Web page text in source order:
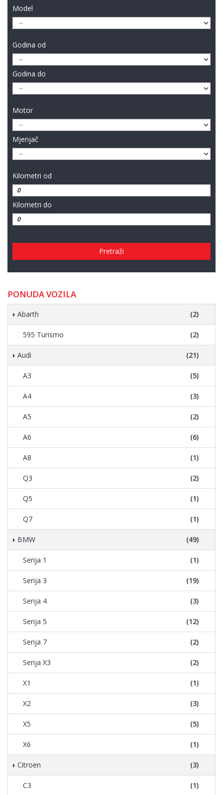
Model
Godina od
Godina do
Motor
Mjenjač
Kilometri od
Kilometri do
Pretraži
PONUDA VOZILA
Abarth (2)
595 Turismo (2)
Audi (21)
A3 (5)
A4 (3)
A5 (2)
A6 (6)
A8 (1)
Q3 (2)
Q5 (1)
Q7 (1)
BMW (49)
Serija 1 (1)
Serija 3 (19)
Serija 4 (3)
Serija 5 (12)
Serija 7 (2)
Serija X3 (2)
X1 (1)
X2 (3)
X5 (5)
X6 (1)
Citroen (3)
C3 (1)